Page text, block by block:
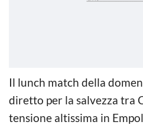
Il lunch match della
diretto per la salvezza tra
tensione altissima in